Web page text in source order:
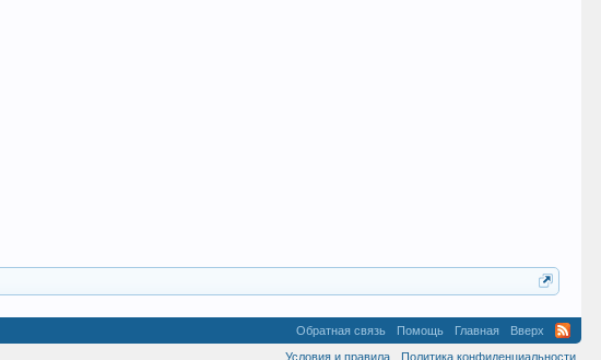
Обратная связь Помощь Главная
Вверх
Условия и правила
Политика конфиденциальности